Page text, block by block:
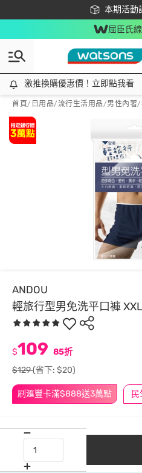
本期活動
下載app
屈臣氏
激推換購優惠價！立即點我看
激推換購優惠價！立即點我看
首頁/ 日用品/流行生活用品/男性內著
ANDOU
輕旅行型男免洗平口褲 XXL
刷滙豐卡滿$888送3萬點
$109 85折
$129(省下: $20)